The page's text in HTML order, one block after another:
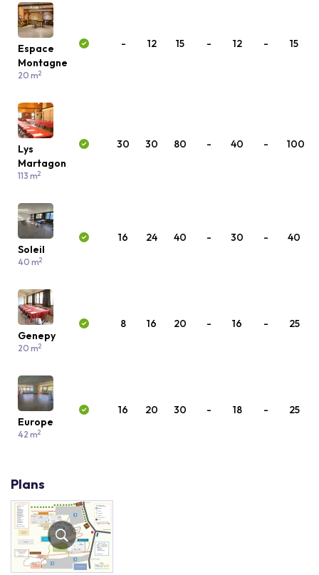
Espace
Montagne
20 m2
- 12 15 - 12 - 15
Lys
Martagon
113 m2
30 30 80 - 40 - 100
Soleil
40 m2
16 24 40 - 30 - 40
Genepy
20 m2
8 16 20 - 16 - 25
Europe
42 m2
16 20 30 - 18 - 25
Plans